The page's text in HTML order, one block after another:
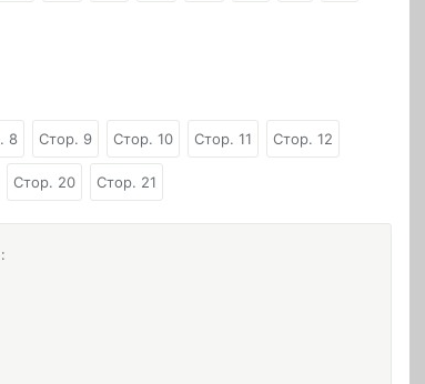
8 Стор. 9 Стор. 10 Стор. 11 Стор. 12
Стор. 20 Стор. 21